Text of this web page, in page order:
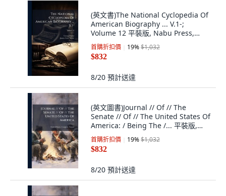
(英文書)The National Cyclopedia Of
American Biography ... V.1-;
Volume 12 平裝版, Nabu Press,
English, Paperback
首購折扣價 19%$1,032
$832
8/20 預計送達
(英文圖書)Journal // Of // The
Senate // Of // The United States Of
America: / Being The /... 平裝版,
Nabu Press, English, Paperback
首購折扣價 19%$1,032
$832
8/20 預計送達